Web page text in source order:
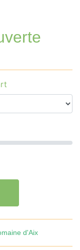
d'Aix